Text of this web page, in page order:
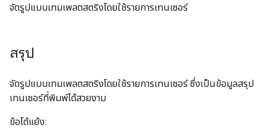
จัดรูปแบบเทมเพลตสตริงโดยใช้รายการเทนเซอร์
สรุป
จัดรูปแบบเทมเพลตสตริงโดยใช้รายการเทนเซอร์ ซึ่งเป็นข้อมูลสรุป
เทนเซอร์ที่พิมพ์ได้สวยงาม
ข้อโต้แย้ง: